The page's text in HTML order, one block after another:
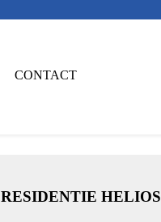
CONTACT
RESIDENTIE HELIOS